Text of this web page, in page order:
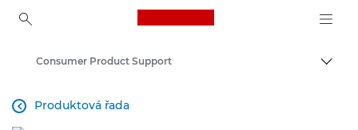
Canon Logo, back to
Consumer Product Support
Produktová řada
